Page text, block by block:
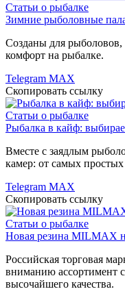
Статьи о рыбалке
Зимние рыболовные
Созданы для рыболовов,
комфорт на рыбалке.
Telegram MAX
Скопировать ссылку
Статьи о рыбалке
Рыбалка в кайф:
Вместе с заядлым
камер: от самых
Telegram MAX
Скопировать ссылку
Статьи о рыбалке
Новая резина MILMAX
Российская торговая
вниманию ассортимент
высочайшего качества.